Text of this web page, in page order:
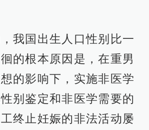
我国出生人口性别比一
的根本原因是，在重男
的影响下，实施非医学
别鉴定和非医学需要的
终止妊娠的非法活动屡